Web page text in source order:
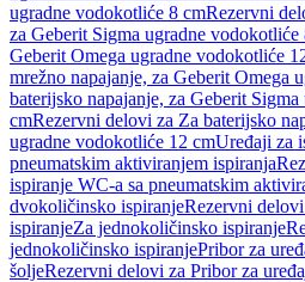
ugradne vodokotliće 8 cmRezervni
za Geberit Sigma ugradne vodokotliće
Geberit Omega ugradne vodokotliće
mrežno napajanje, za Geberit Omega
baterijsko napajanje, za Geberit
cmRezervni delovi za Za baterijsko
ugradne vodokotliće 12 cmUređaji za
pneumatskim aktiviranjem ispiranja
ispiranje WC-a sa pneumatskim
dvokoličinsko ispiranjeRezervni
ispiranjeZa jednokoličinsko ispiranje
jednokoličinsko ispiranjePribor za
šoljeRezervni delovi za Pribor za